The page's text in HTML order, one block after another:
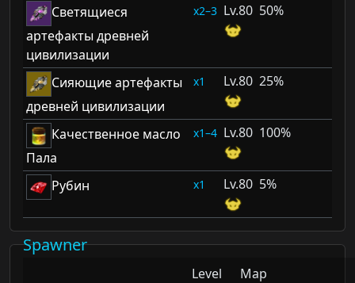
Светящиеся
артефакты древней
цивилизации
2–3 80 50%
Сияющие артефакты
древней цивилизации
1 80 25%
Качественное масло
Пала
1–4 80 100%
Рубин 1 80 5%
Spawner
Level
Map